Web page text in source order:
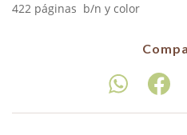
422 páginas b/n y color